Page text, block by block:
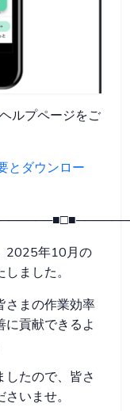
ルプページをご
とダウンロー
2025年10月の
ました。
さまの作業効率
に貢献できるよ
たので、皆さ
いませ。